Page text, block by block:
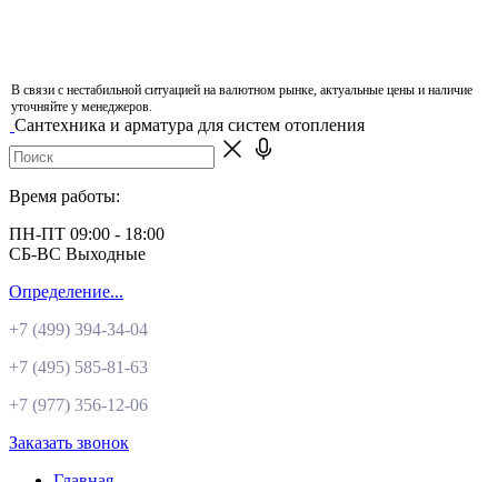
В связи с нестабильной ситуацией на валютном рынке, актуальные цены и наличие
уточняйте у менеджеров.
Сантехника и арматура для систем отопления
Время работы:
ПН-ПТ 09:00 - 18:00
СБ-ВС Выходные
Определение...
+7 (499) 394-34-04
+7 (495) 585-81-63
+7 (977) 356-12-06
Заказать звонок